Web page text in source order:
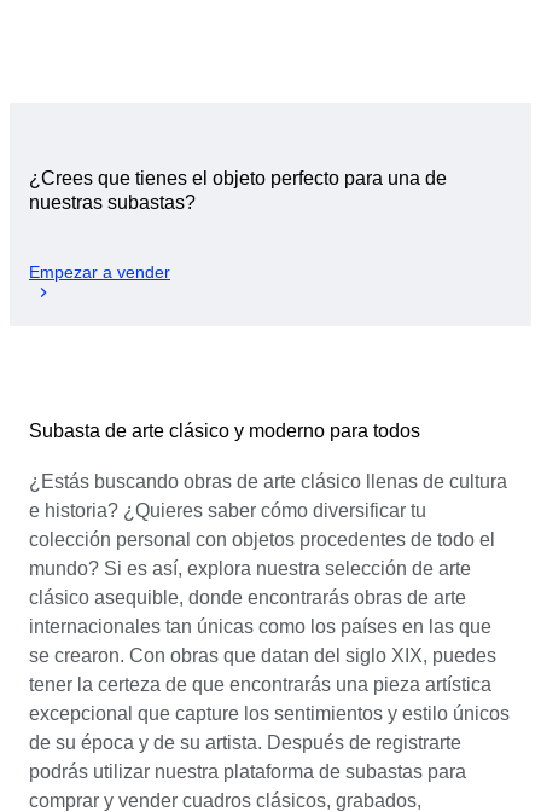
¿Crees que tienes el objeto perfecto para una de
nuestras subastas?
Empezar a vender
Subasta de arte clásico y moderno para todos
¿Estás buscando obras de arte clásico llenas de cultura
e historia? ¿Quieres saber cómo diversificar tu
colección personal con objetos procedentes de todo el
mundo? Si es así, explora nuestra selección de arte
clásico asequible, donde encontrarás obras de arte
internacionales tan únicas como los países en las que
se crearon. Con obras que datan del siglo XIX, puedes
tener la certeza de que encontrarás una pieza artística
excepcional que capture los sentimientos y estilo únicos
de su época y de su artista. Después de registrarte
podrás utilizar nuestra plataforma de subastas para
comprar y vender cuadros clásicos, grabados,